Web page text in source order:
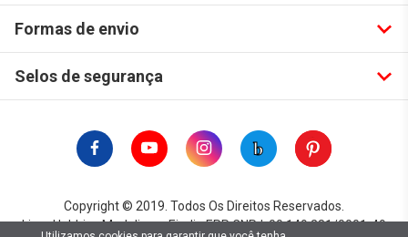
Formas de envio
Selos de segurança
Copyright © 2019. Todos Os Direitos Reservados.
Lima Hobbies Modelismo Eireli - EPP CNPJ: 00.149.281/0001-49